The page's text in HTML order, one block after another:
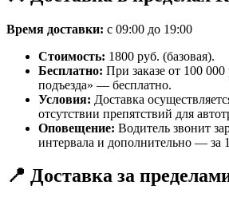
Время доставки: с 09:00 до 19:00
Стоимость: 1800 руб. (базовая).
Бесплатно: При заказе от 100 000
подъезда» — бесплатно.
Условия: Доставка
отсутствии препятствий для
Оповещение: Водитель звонит
интервала и дополнительно — за
📍 Доставка за